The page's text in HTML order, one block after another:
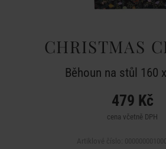
CHRISTMAS
Běhoun na stůl 160
479 Kč
cena včetně DPH